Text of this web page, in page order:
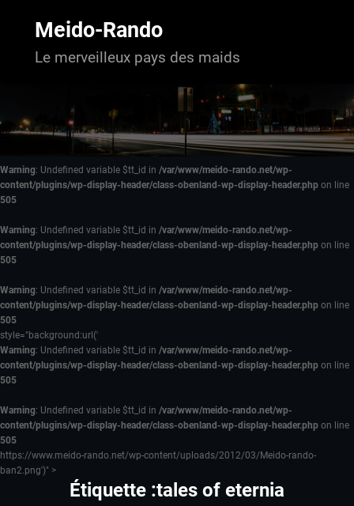
Meido-Rando
Le merveilleux pays des maids
Warning: Undefined variable $tt_id in /var/www/meido-rando.net/wp-
content/plugins/wp-display-header/class-obenland-wp-display-header.php on line
505
Warning: Undefined variable $tt_id in /var/www/meido-rando.net/wp-
content/plugins/wp-display-header/class-obenland-wp-display-header.php on line
505
Warning: Undefined variable $tt_id in /var/www/meido-rando.net/wp-
content/plugins/wp-display-header/class-obenland-wp-display-header.php on line
505
style="background:url('
Warning: Undefined variable $tt_id in /var/www/meido-rando.net/wp-
content/plugins/wp-display-header/class-obenland-wp-display-header.php on line
505
Warning: Undefined variable $tt_id in /var/www/meido-rando.net/wp-
content/plugins/wp-display-header/class-obenland-wp-display-header.php on line
505
https://www.meido-rando.net/wp-content/uploads/2012/03/Meido-rando-
ban2.png')" >
Étiquette :tales of eternia